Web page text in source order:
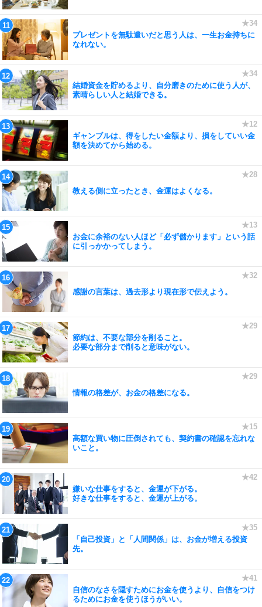
プレゼントを無駄遣いだと思う人は、一生お金持ちに
なれない。
結婚資金を貯めるより、自分磨きのために使う人が、
素晴らしい人と結婚できる。
ギャンブルは、得をしたい金額より、損をしていい金
額を決めてから始める。
教える側に立ったとき、金運はよくなる。
お金に余裕のない人ほど「必ず儲かります」という話
に引っかかってしまう。
感謝の言葉は、過去形より現在形で伝えよう。
節約は、不要な部分を削ること。
必要な部分まで削ると意味がない。
情報の格差が、お金の格差になる。
高額な買い物に圧倒されても、契約書の確認を忘れな
いこと。
嫌いな仕事をすると、金運が下がる。
好きな仕事をすると、金運が上がる。
「自己投資」と「人間関係」は、お金が増える投資
先。
自信のなさを隠すためにお金を使うより、自信をつけ
るためにお金を使うほうがいい。